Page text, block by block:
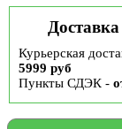
Курьерская
5999 руб
Пункты СДЭК -